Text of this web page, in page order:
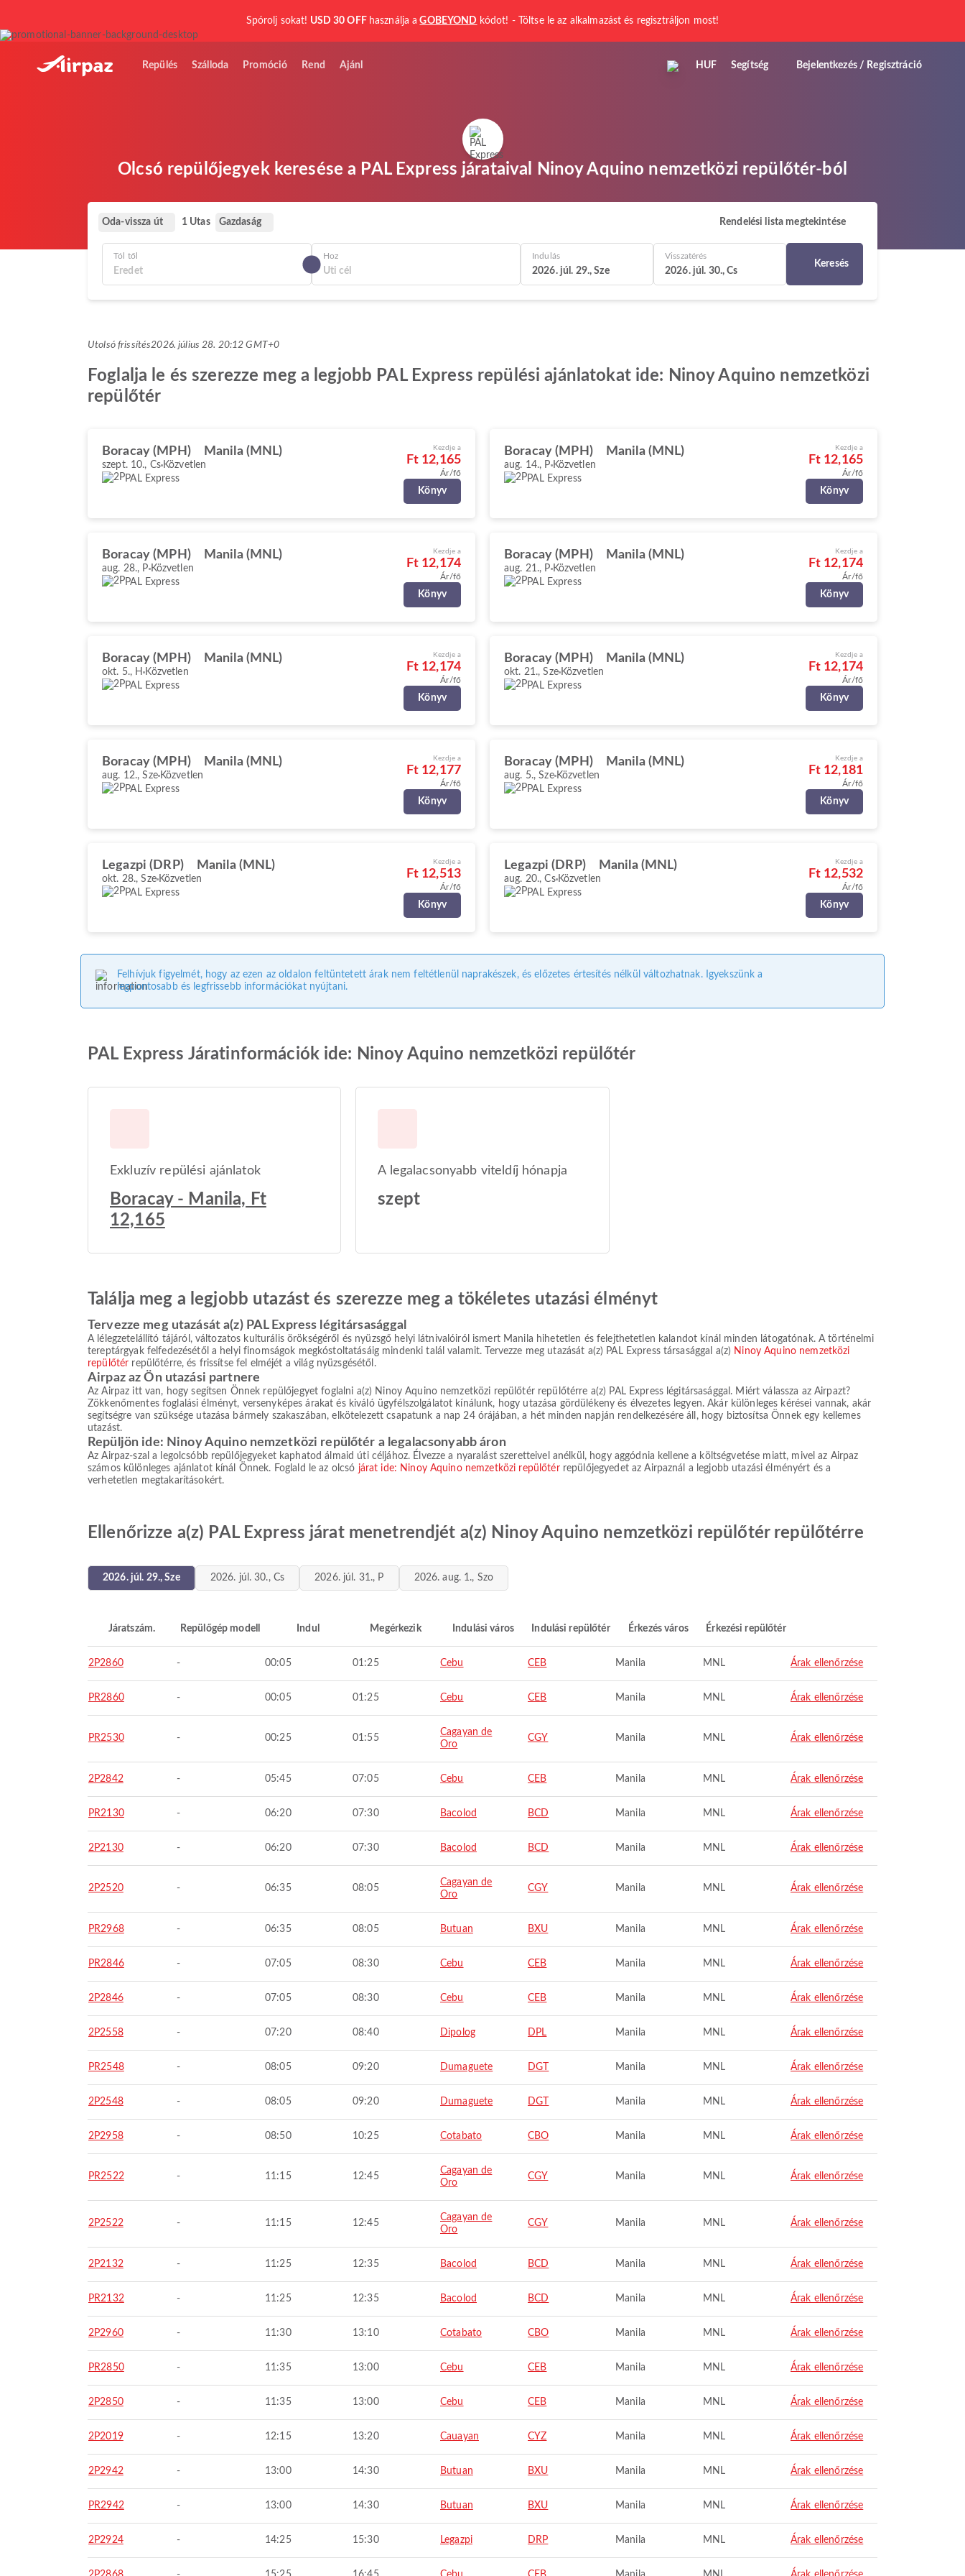
Spórolj sokat! USD 30 OFF használja a GOBEYOND kódot! - Töltse le az alkalmazást és regisztráljon most!
Repülés Szálloda Promóció Rend Ajánl HUF Segítség Bejelentkezés / Regisztráció
Olcsó repülőjegyek keresése a PAL Express járataival Ninoy Aquino nemzetközi repülőtér-ból
Oda-vissza út 1 Utas Gazdaság Rendelési lista megtekintése
Tól től Hoz Indulás
2026. júl. 29., Sze
Visszatérés
2026. júl. 30., Cs
Keresés
Utolsó frissítés2026. július 28. 20:12 GMT+0
Foglalja le és szerezze meg a legjobb PAL Express repülési ajánlatokat ide: Ninoy Aquino nemzetközi
repülőtér
Boracay (MPH) Manila (MNL)
szept. 10., Cs Közvetlen
PAL Express
Kezdje a
Ft 12,165
Ár/fő
Könyv
Boracay (MPH) Manila (MNL)
aug. 14., P Közvetlen
PAL Express
Kezdje a
Ft 12,165
Ár/fő
Könyv
Boracay (MPH) Manila (MNL)
aug. 28., P Közvetlen
PAL Express
Kezdje a
Ft 12,174
Ár/fő
Könyv
Boracay (MPH) Manila (MNL)
aug. 21., P Közvetlen
PAL Express
Kezdje a
Ft 12,174
Ár/fő
Könyv
Boracay (MPH) Manila (MNL)
okt. 5., H Közvetlen
PAL Express
Kezdje a
Ft 12,174
Ár/fő
Könyv
Boracay (MPH) Manila (MNL)
okt. 21., Sze Közvetlen
PAL Express
Kezdje a
Ft 12,174
Ár/fő
Könyv
Boracay (MPH) Manila (MNL)
aug. 12., Sze Közvetlen
PAL Express
Kezdje a
Ft 12,177
Ár/fő
Könyv
Boracay (MPH) Manila (MNL)
aug. 5., Sze Közvetlen
PAL Express
Kezdje a
Ft 12,181
Ár/fő
Könyv
Legazpi (DRP) Manila (MNL)
okt. 28., Sze Közvetlen
PAL Express
Kezdje a
Ft 12,513
Ár/fő
Könyv
Legazpi (DRP) Manila (MNL)
aug. 20., Cs Közvetlen
PAL Express
Kezdje a
Ft 12,532
Ár/fő
Könyv
Felhívjuk figyelmét, hogy az ezen az oldalon feltüntetett árak nem feltétlenül naprakészek, és előzetes értesítés nélkül változhatnak. Igyekszünk a
legpontosabb és legfrissebb információkat nyújtani.
PAL Express Járatinformációk ide: Ninoy Aquino nemzetközi repülőtér
Exkluzív repülési ajánlatok
Boracay - Manila, Ft
12,165
A legalacsonyabb viteldíj hónapja
szept
Találja meg a legjobb utazást és szerezze meg a tökéletes utazási élményt
Tervezze meg utazását a(z) PAL Express légitársasággal
A lélegzetelállító tájáról, változatos kulturális örökségéről és nyüzsgő helyi látnivalóiról ismert Manila hihetetlen és felejthetetlen kalandot kínál minden látogatónak. A történelmi
tereptárgyak felfedezésétől a helyi finomságok megkóstoltatásáig mindenki talál valamit. Tervezze meg utazását a(z) PAL Express társasággal a(z) Ninoy Aquino nemzetközi
repülőtér repülőtérre, és frissítse fel elméjét a világ nyüzsgésétől.
Airpaz az Ön utazási partnere
Az Airpaz itt van, hogy segítsen Önnek repülőjegyet foglalni a(z) Ninoy Aquino nemzetközi repülőtér repülőtérre a(z) PAL Express légitársasággal. Miért válassza az Airpazt?
Zökkenőmentes foglalási élményt, versenyképes árakat és kiváló ügyfélszolgálatot kínálunk, hogy utazása gördülékeny és élvezetes legyen. Akár különleges kérései vannak, akár
segítségre van szüksége utazása bármely szakaszában, elkötelezett csapatunk a nap 24 órájában, a hét minden napján rendelkezésére áll, hogy biztosítsa Önnek egy kellemes
utazást.
Repüljön ide: Ninoy Aquino nemzetközi repülőtér a legalacsonyabb áron
Az Airpaz-szal a legolcsóbb repülőjegyeket kaphatod álmaid úti céljához. Élvezze a nyaralást szeretteivel anélkül, hogy aggódnia kellene a költségvetése miatt, mivel az Airpaz
számos különleges ajánlatot kínál Önnek. Foglald le az olcsó járat ide: Ninoy Aquino nemzetközi repülőtérrepülőjegyedet az Airpaznál a legjobb utazási élményért és a
verhetetlen megtakarításokért.
Ellenőrizze a(z) PAL Express járat menetrendjét a(z) Ninoy Aquino nemzetközi repülőtér repülőtérre
2026. júl. 29., Sze 2026. júl. 30., Cs 2026. júl. 31., P 2026. aug. 1., Szo
Járatszám. Repülőgép modell Indul Megérkezik Indulási város Indulási repülőtér Érkezés város Érkezési repülőtér
2P2860 - 00:05 01:25 Cebu CEB Manila MNL Árak ellenőrzése
PR2860 - 00:05 01:25 Cebu CEB Manila MNL Árak ellenőrzése
PR2530 - 00:25 01:55
Cagayan de
Oro
CGY Manila MNL Árak ellenőrzése
2P2842 - 05:45 07:05 Cebu CEB Manila MNL Árak ellenőrzése
PR2130 - 06:20 07:30 Bacolod BCD Manila MNL Árak ellenőrzése
2P2130 - 06:20 07:30 Bacolod BCD Manila MNL Árak ellenőrzése
2P2520 - 06:35 08:05
Cagayan de
Oro
CGY Manila MNL Árak ellenőrzése
PR2968 - 06:35 08:05 Butuan BXU Manila MNL Árak ellenőrzése
PR2846 - 07:05 08:30 Cebu CEB Manila MNL Árak ellenőrzése
2P2846 - 07:05 08:30 Cebu CEB Manila MNL Árak ellenőrzése
2P2558 - 07:20 08:40 Dipolog DPL Manila MNL Árak ellenőrzése
PR2548 - 08:05 09:20 Dumaguete DGT Manila MNL Árak ellenőrzése
2P2548 - 08:05 09:20 Dumaguete DGT Manila MNL Árak ellenőrzése
2P2958 - 08:50 10:25 Cotabato CBO Manila MNL Árak ellenőrzése
PR2522 - 11:15 12:45
Cagayan de
Oro
CGY Manila MNL Árak ellenőrzése
2P2522 - 11:15 12:45
Cagayan de
Oro
CGY Manila MNL Árak ellenőrzése
2P2132 - 11:25 12:35 Bacolod BCD Manila MNL Árak ellenőrzése
PR2132 - 11:25 12:35 Bacolod BCD Manila MNL Árak ellenőrzése
2P2960 - 11:30 13:10 Cotabato CBO Manila MNL Árak ellenőrzése
PR2850 - 11:35 13:00 Cebu CEB Manila MNL Árak ellenőrzése
2P2850 - 11:35 13:00 Cebu CEB Manila MNL Árak ellenőrzése
2P2019 - 12:15 13:20 Cauayan CYZ Manila MNL Árak ellenőrzése
2P2942 - 13:00 14:30 Butuan BXU Manila MNL Árak ellenőrzése
PR2942 - 13:00 14:30 Butuan BXU Manila MNL Árak ellenőrzése
2P2924 - 14:25 15:30 Legazpi DRP Manila MNL Árak ellenőrzése